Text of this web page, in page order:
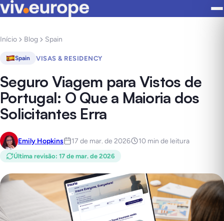
Início Blog Spain
Spain VISAS & RESIDENCY
Seguro Viagem para Vistos de
Portugal: O Que a Maioria dos
Solicitantes Erra
Emily Hopkins 17 de mar. de 2026 10 min de leitura
Última revisão: 17 de mar. de 2026